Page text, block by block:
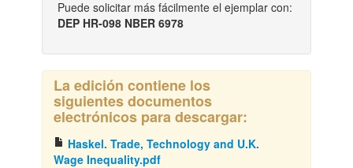
Puede solicitar más fácilmente el ejemplar con:
DEP HR-098 NBER 6978
La edición contiene los
siguientes documentos
electrónicos para descargar:
Haskel. Trade, Technology and U.K.
Wage Inequality.pdf